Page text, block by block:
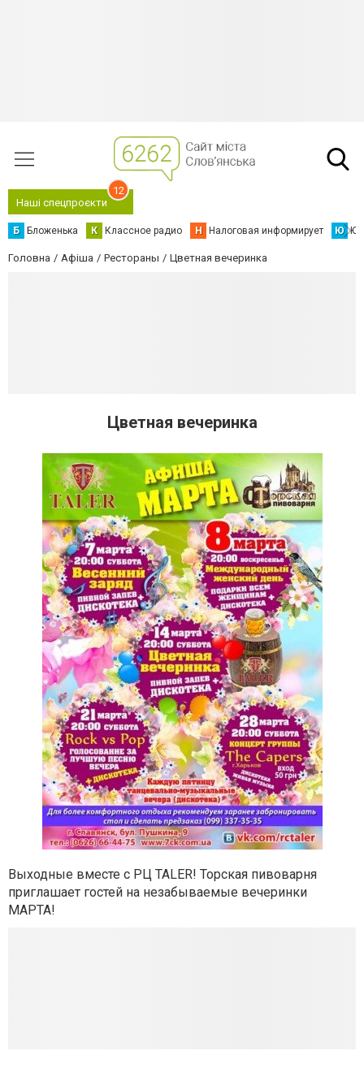
Наші спецпроєкти
12
Б Бложенька К Классное радио Н Налоговая информирует Ю
Головна Афіша Рестораны Цветная вечеринка
Цветная вечеринка
Выходные вместе с РЦ TALER! Торская пивоварня
приглашает гостей на незабываемые вечеринки
МАРТА!